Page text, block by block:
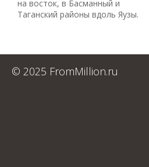
на восток, в Басманный и
Таганский районы вдоль Яузы.
© 2025 FromMillion.ru